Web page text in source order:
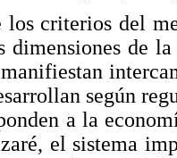
criterios del
dimensiones de
según
a la
el sistema